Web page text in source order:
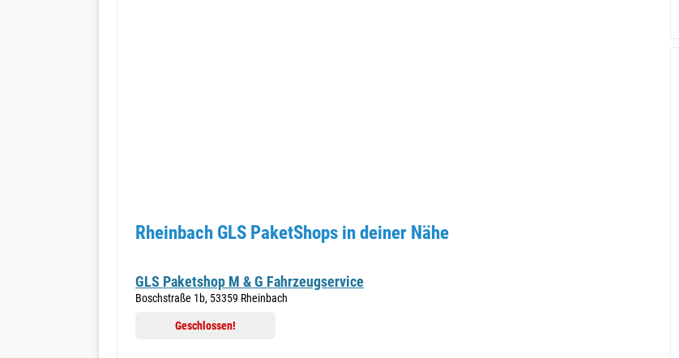
Rheinbach GLS PaketShops in deiner Nähe
GLS Paketshop M & G Fahrzeugservice
Boschstraße 1b, 53359 Rheinbach
Geschlossen!